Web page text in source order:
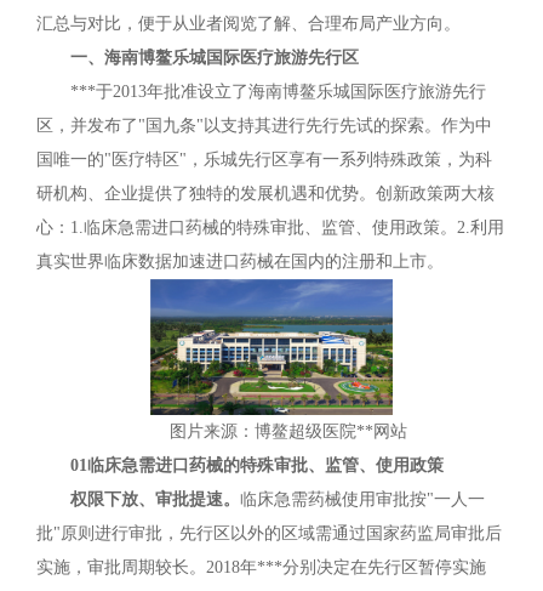
汇总与对比，便于从业者阅览了解、合理布局产业方向。
一、海南博鳌乐城国际医疗旅游先行区
***于2013年批准设立了海南博鳌乐城国际医疗旅游先行
区，并发布了"国九条"以支持其进行先行先试的探索。作为中
国唯一的"医疗特区"，乐城先行区享有一系列特殊政策，为科
研机构、企业提供了独特的发展机遇和优势。创新政策两大核
心：1.临床急需进口药械的特殊审批、监管、使用政策。2.利用
真实世界临床数据加速进口药械在国内的注册和上市。
图片来源：博鳌超级医院**网站
01临床急需进口药械的特殊审批、监管、使用政策
权限下放、审批提速。 临床急需药械使用审批按"一人一
批"原则进行审批，先行区以外的区域需通过国家药监局审批后
实施，审批周期较长。2018年***分别决定在先行区暂停实施